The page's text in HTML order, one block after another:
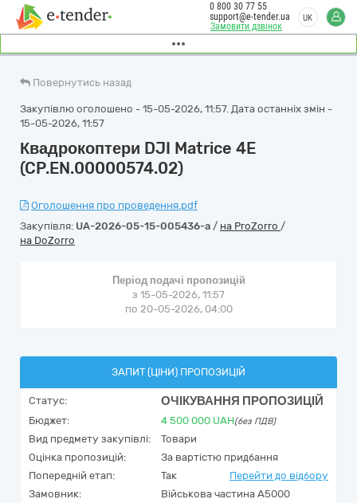
Замовити дзвінок
0 800 30 77 55
support@e-tender.ua
UK
Повернутись назад
Закупівлю оголошено - 15-05-2026, 11:57. Дата останніх змін -
15-05-2026, 11:57
Квадрокоптери DJI Matrice 4E
(CP.EN.00000574.02)
Оголошення про проведення.pdf
Закупівля: UA-2026-05-15-005436-a / на ProZorro /
на DoZorro
Період подачі пропозицій
з 15-05-2026, 11:57
по 20-05-2026, 04:00
ЗАПИТ (ЦІНИ) ПРОПОЗИЦІЙ
Статус: ОЧІКУВАННЯ ПРОПОЗИЦІЙ
Бюджет: 4 500 000 UAH(без ПДВ)
Вид предмету закупівлі:
Товари
Оцінка пропозицій:
За вартістю придбання
Попередній етап:
Так
Перейти до відбору
Замовник:
Військова частина А5000